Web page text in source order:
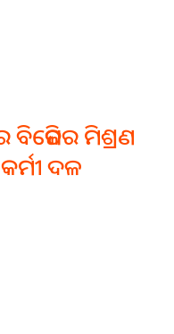
ବିଜେପିର ମିଶ୍ରଣ
ଦଳ